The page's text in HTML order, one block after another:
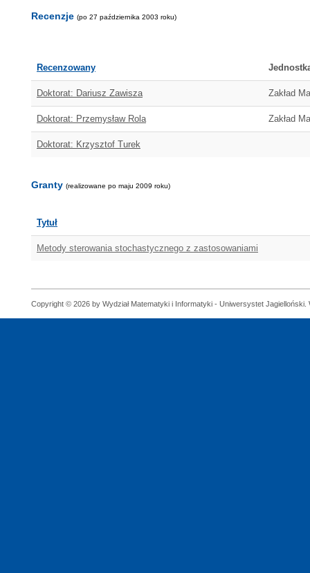
Recenzje (po 27 października 2003 roku)
Recenzowany
Doktorat: Dariusz Zawisza Zakład
Doktorat: Przemysław Rola Zakład
Doktorat: Krzysztof Turek
Granty (realizowane po maju 2009 roku)
Tytuł
Metody sterowania stochastycznego z zastosowaniami
Copyright © 2026 by Wydział Matematyki i Informatyki - Uniwersystet